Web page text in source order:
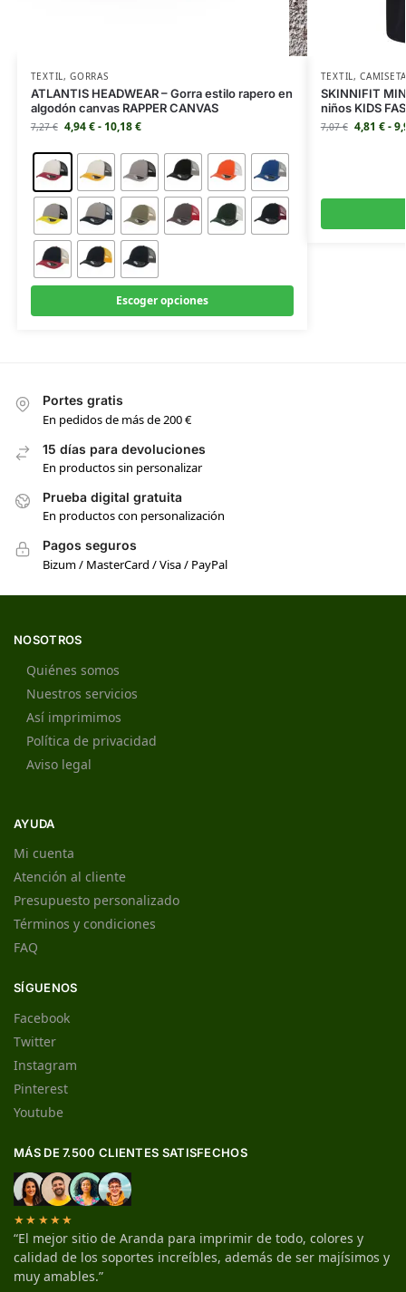
TEXTIL,GORRAS
ATLANTIS HEADWEAR – Gorra estilo rapero en
algodón canvas RAPPER CANVAS
7,27€ 4,94€- 10,18€
Escoger opciones
TEXTIL,
SKINNIFIT
niños KIDS
7,07€ 4,81 €-
Portes gratis
En pedidos de más de 200 €
15 días para devoluciones
En productos sin personalizar
Prueba digital gratuita
En productos con personalización
Pagos seguros
Bizum / MasterCard / Visa / PayPal
NOSOTROS
Quiénes somos
Nuestros servicios
Así imprimimos
Política de privacidad
Aviso legal
AYUDA
Mi cuenta
Atención al cliente
Presupuesto personalizado
Términos y condiciones
FAQ
SÍGUENOS
Facebook
Twitter
Instagram
Pinterest
Youtube
MÁS DE 7.500 CLIENTES SATISFECHOS
★★★★★
“El mejor sitio de Aranda para imprimir de todo, colores y
calidad de los soportes increíbles, además de ser majísimos y
muy amables.”